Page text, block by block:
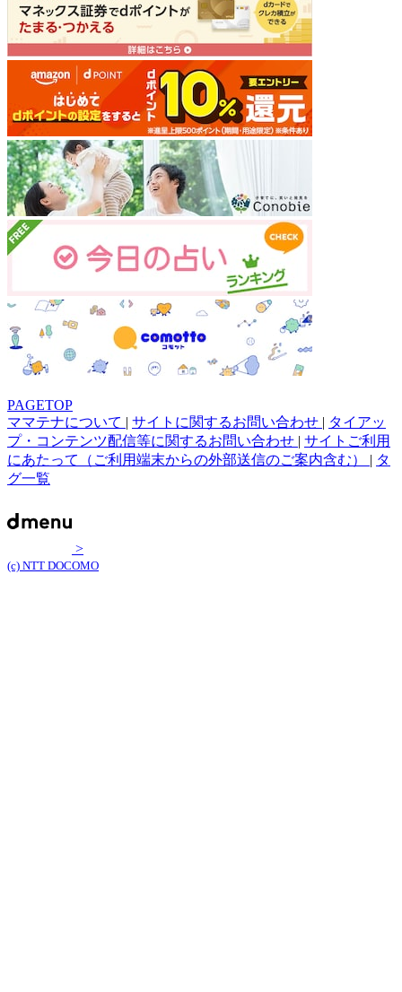
PAGETOP
ママテナについて | サイトに関するお問い合わせ | タイアッ
プ・コンテンツ配信等に関するお問い合わせ | サイトご利用
にあたって（ご利用端末からの外部送信のご案内含む） | タ
グ一覧
>
(c) NTT DOCOMO